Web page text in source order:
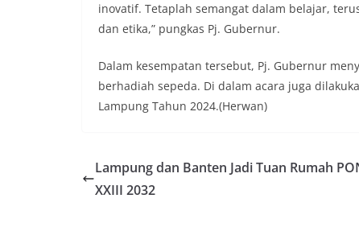
inovatif. Tetaplah semangat dalam belajar,
dan etika,” pungkas Pj. Gubernur.
Dalam kesempatan tersebut, Pj. Gubernur
berhadiah sepeda. Di dalam acara juga
Lampung Tahun 2024.(Herwan)
Lampung dan Banten Jadi Tuan Rumah
XXIII 2032